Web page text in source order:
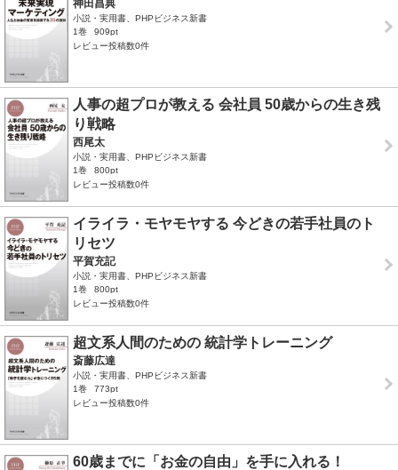
神田昌典
小説・実用書、PHPビジネス新書
1巻
909pt
レビュー投稿数0件
人事の超プロが教える 会社員 50歳からの生き残
り戦略
西尾太
小説・実用書、PHPビジネス新書
1巻
800pt
レビュー投稿数0件
イライラ・モヤモヤする 今どきの若手社員のト
リセツ
平賀充記
小説・実用書、PHPビジネス新書
1巻
800pt
レビュー投稿数0件
超文系人間のための 統計学トレーニング
斎藤広達
小説・実用書、PHPビジネス新書
1巻
773pt
レビュー投稿数0件
60歳までに「お金の自由」を手に入れる！